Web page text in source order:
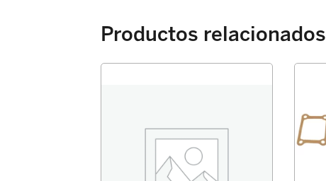
Productos relacionados